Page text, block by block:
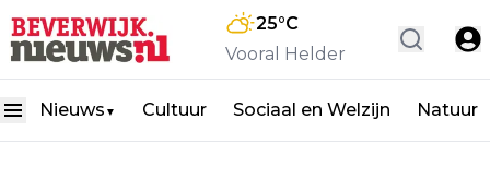
25°C
Vooral Helder
Nieuws ▼ Cultuur Sociaal en Welzijn Natuur